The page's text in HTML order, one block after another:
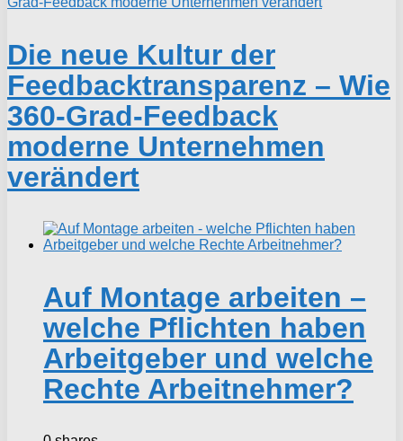
Die neue Kultur der
Feedbacktransparenz – Wie
360-Grad-Feedback
moderne Unternehmen
verändert
Auf Montage arbeiten –
welche Pflichten haben
Arbeitgeber und welche
Rechte Arbeitnehmer?